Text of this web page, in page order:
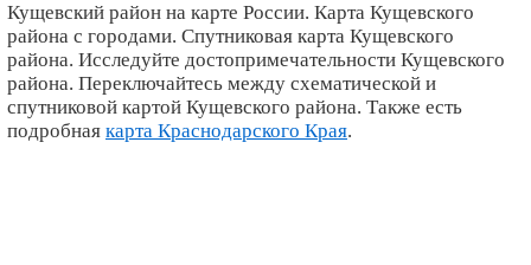
Кущевский район на карте России. Карта Кущевского
района с городами. Спутниковая карта Кущевского
района. Исследуйте достопримечательности Кущевского
района. Переключайтесь между схематической и
спутниковой картой Кущевского района. Также есть
подробная карта Краснодарского Края.